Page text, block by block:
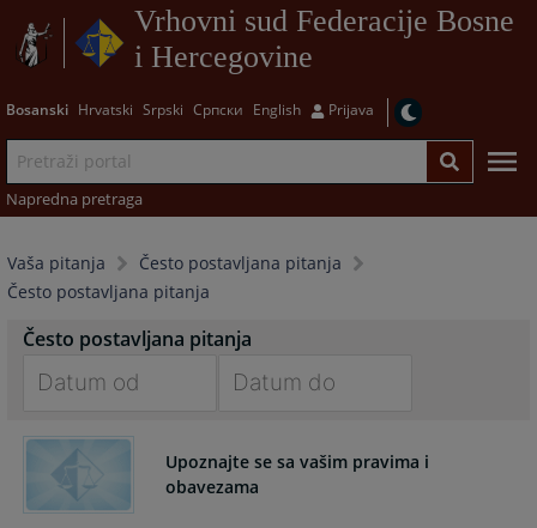
Vrhovni sud Federacije Bosne
i Hercegovine
Bosanski Hrvatski Srpski Српски English Prijava
Napredna pretraga
Vaša pitanja
Često postavljana pitanja
Često postavljana pitanja
Često postavljana pitanja
forward
interact
forward
to
Upoznajte se sa vašim pravima i
obavezama